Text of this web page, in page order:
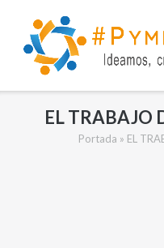
contenido
EL TRABAJO
Portada » EL